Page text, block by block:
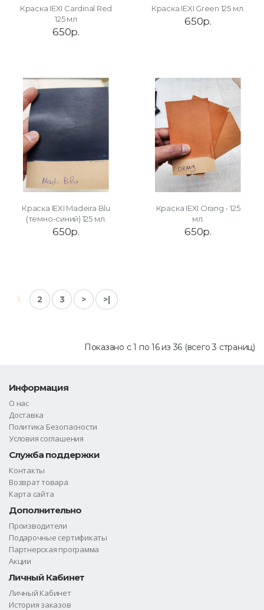
Краска IEXI Cardinal Red
125 мл
650р.
Краска IEXI Green 125 мл.
650р.
Краска IEXI Madeira Blu
(темно-синий) 125 мл.
650р.
Краска IEXI Orang - 125
мл.
650р.
1 2 3 > >|
Показано с 1 по 16 из 36 (всего 3 страниц)
Информация
О нас
Доставка
Политика Безопасности
Условия соглашения
Служба поддержки
Контакты
Возврат товара
Карта сайта
Дополнительно
Производители
Подарочные сертификаты
Партнерская программа
Акции
Личный Кабинет
Личный Кабинет
История заказов